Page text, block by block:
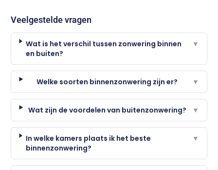
Veelgestelde vragen
Wat is het verschil tussen zonwering binnen
en buiten?
▼
Welke soorten binnenzonwering zijn er? ▼
Wat zijn de voordelen van buitenzonwering? ▼
In welke kamers plaats ik het beste
binnenzonwering?
▼